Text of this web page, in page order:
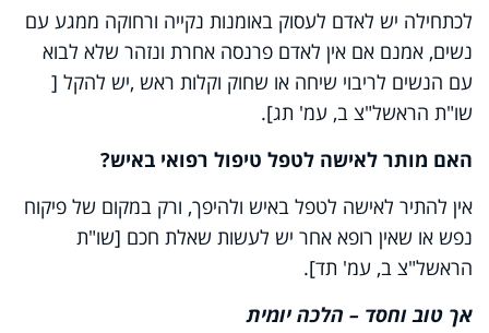
לכתחילה יש לאדם לעסוק באומנות נקייה ורחוקה ממגע עם
נשים, אמנם אם אין לאדם פרנסה אחרת ונזהר שלא לבוא
עם הנשים לריבוי שיחה או שחוק וקלות ראש ,יש להקל [
שו"ת הראשל"צ ב, עמ' תג].
האם מותר לאישה לטפל טיפול רפואי באיש?
אין להתיר לאישה לטפל באיש ולהיפך, ורק במקום של פיקוח
נפש או שאין רופא אחר יש לעשות שאלת חכם [שו"ת
הראשל"צ ב, עמ' תד].
אך טוב וחסד – הלכה יומית